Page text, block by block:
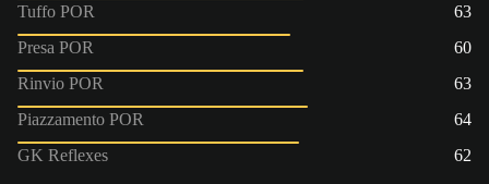
Tuffo POR
63
Presa POR
60
Rinvio POR
63
Piazzamento POR
64
GK Reflexes
62